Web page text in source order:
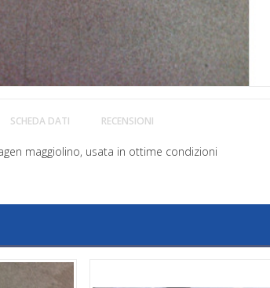
SCHEDA DATI RECENSIONI
maggiolino, usata in ottime condizioni